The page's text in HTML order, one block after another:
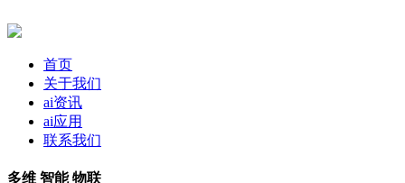
首页
关于我们
ai资讯
ai应用
联系我们
多维 智能 物联